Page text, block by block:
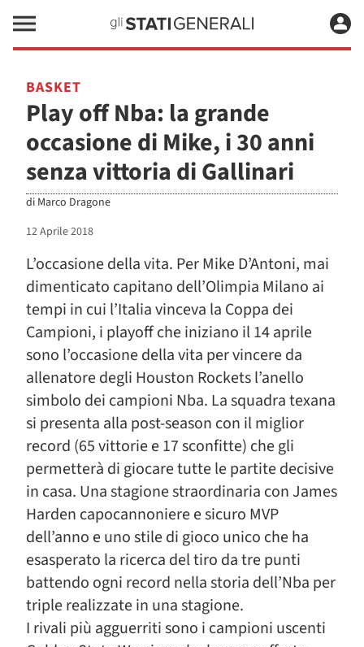
BASKET
Play off Nba: la grande
occasione di Mike, i 30 anni
senza vittoria di Gallinari
di Marco Dragone
12 Aprile 2018
L’occasione della vita. Per Mike D’Antoni, mai
dimenticato capitano dell’Olimpia Milano ai
tempi in cui l’Italia vinceva la Coppa dei
Campioni, i playoff che iniziano il 14 aprile
sono l’occasione della vita per vincere da
allenatore degli Houston Rockets l’anello
simbolo dei campioni Nba. La squadra texana
si presenta alla post-season con il miglior
record (65 vittorie e 17 sconfitte) che gli
permetterà di giocare tutte le partite decisive
in casa. Una stagione straordinaria con James
Harden capocannoniere e sicuro MVP
dell’anno e uno stile di gioco unico che ha
esasperato la ricerca del tiro da tre punti
battendo ogni record nella storia dell’Nba per
triple realizzate in una stagione.
I rivali più agguerriti sono i campioni uscenti